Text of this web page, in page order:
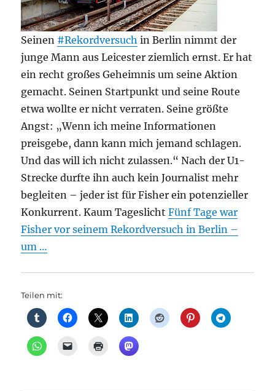
Seinen #Rekordversuch in Berlin nimmt der
junge Mann aus Leicester ziemlich ernst. Er hat
ein recht großes Geheimnis um seine Aktion
gemacht. Seinen Startpunkt und seine Route
etwa wollte er nicht verraten. Seine größte
Angst: „Wenn ich meine Informationen
preisgebe, dann kann mich jemand schlagen.
Und das will ich nicht zulassen.“ Nach der U1-
Strecke durfte ihn auch kein Journalist mehr
begleiten – jeder ist für Fisher ein potenzieller
Konkurrent. Kaum TageslichtFünf Tage war
Fisher vor seinem Rekordversuch in Berlin –
um …
Teilen mit: